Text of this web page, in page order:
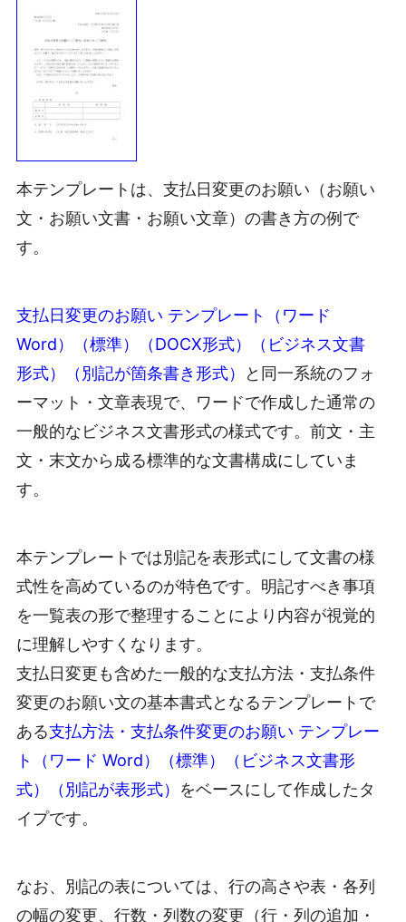
本テンプレートは、支払日変更のお願い（お願い
文・お願い文書・お願い文章）の書き方の例で
す。
支払日変更のお願い テンプレート（ワード
Word）（標準）（DOCX形式）（ビジネス文書
形式）（別記が箇条書き形式）
と同一系統のフォ
ーマット・文章表現で、ワードで作成した通常の
一般的なビジネス文書形式の様式です。前文・主
文・末文から成る標準的な文書構成にしていま
す。
本テンプレートでは別記を表形式にして文書の様
式性を高めているのが特色です。明記すべき事項
を一覧表の形で整理することにより内容が視覚的
に理解しやすくなります。
支払日変更も含めた一般的な支払方法・支払条件
変更のお願い文の基本書式となるテンプレートで
ある支払方法・支払条件変更のお願い テンプレー
ト（ワード Word）（標準）（ビジネス文書形
式）（別記が表形式） をベースにして作成したタ
イプです。
なお、別記の表については、行の高さや表・各列
の幅の変更、行数・列数の変更（行・列の追加・